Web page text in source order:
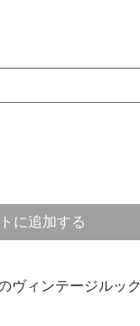
に追加する
ヴィンテージルック